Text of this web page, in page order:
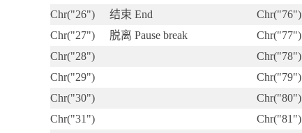
Chr("26")
结束 End Chr("76")
Chr("27")
脱离 Pause break Chr("77")
Chr("28")
Chr("78")
Chr("29")
Chr("79")
Chr("30")
Chr("80")
Chr("31")
Chr("81")